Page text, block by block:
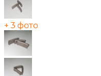
+ 3 фото